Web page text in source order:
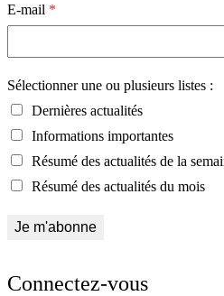
E-mail *
Sélectionner une ou plusieurs listes :
Dernières actualités
Informations importantes
Résumé des actualités de la
Résumé des actualités du mois
Connectez-vous